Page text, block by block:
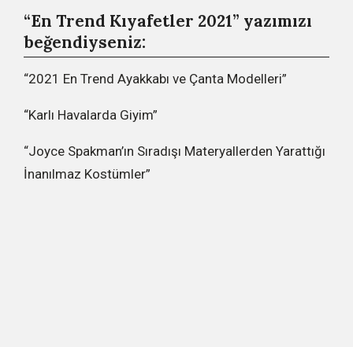
“En Trend Kıyafetler 2021” yazımızı
beğendiyseniz:
“2021 En Trend Ayakkabı ve Çanta Modelleri”
“Karlı Havalarda Giyim”
“Joyce Spakman’ın Sıradışı Materyallerden Yarattığı
İnanılmaz Kostümler”